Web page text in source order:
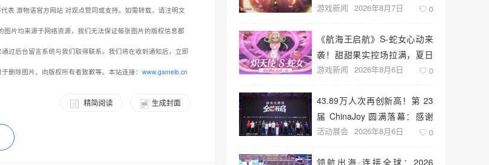
表 游物语官方网站 对观点赞同或支持。如需转载，请注明文
片均来源于网络资源，我们无法保证每张图片的版权信息都
过后台留言系统与我们取得联系。我们将在收到通知后，立即
删除图片、向版权所有者致歉等。本站连接： www.gameib.cn
生成封面
精简阅读
空中战技
游戏新闻 2026年8月7日 0
《航海王启航》S-蛇女心动来
袭！甜甜果实控场拉满，夏日
盛宴开启
游戏新闻 2026年8月6日 0
43.89万人次再创新高！第 23
届 ChinaJoy 圆满落幕：感谢
有你，共赴这场“与 AI 同游”的
活动展会 2026年8月6日 0
领航出海·连接全球：2026